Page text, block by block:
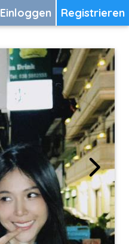
Registrieren
Einloggen